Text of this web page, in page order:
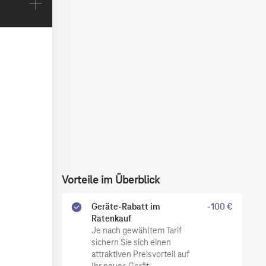
Vorteile im Überblick
Geräte-Rabatt im
Ratenkauf
Je nach gewähltem Tarif
sichern Sie sich einen
attraktiven Preisvorteil auf
-100 €